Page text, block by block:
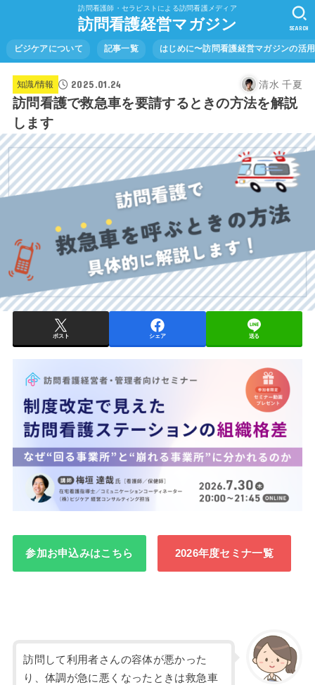
訪問看護師・セラピストによる訪問看護メディア
訪問看護経営マガジン
ビジケアについて 記事一覧 はじめに〜訪問看護経営マガジンの活
SEARCH
知識/情報 2025.01.24 清水 千夏
訪問看護で救急車を要請するときの方法を解説
します
ポスト シェア 送る
参加お申込みはこちら 2026年度セミナ一覧
訪問して利用者さんの容体が悪かった
り、体調が急に悪くなったときは救急車